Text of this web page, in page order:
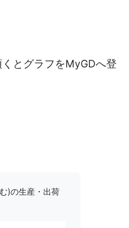
とグラフをMyGDへ登
)の生産・出荷